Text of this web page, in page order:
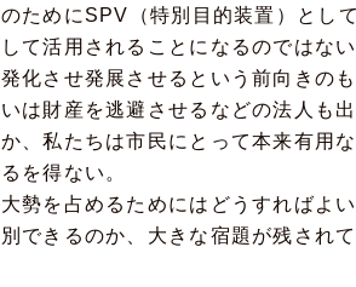
ためにSPV（特別目的装置）として
活用されることになるのではない
させ発展させるという前向きのも
財産を逃避させるなどの法人も出
私たちは市民にとって本来有用な
を得ない。
を占めるためにはどうすればよい
きるのか、大きな宿題が残されて